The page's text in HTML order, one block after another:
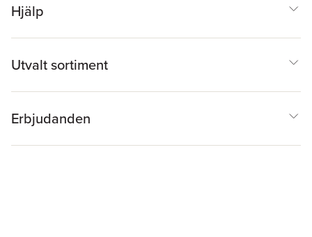
Hjälp
Utvalt sortiment
Erbjudanden